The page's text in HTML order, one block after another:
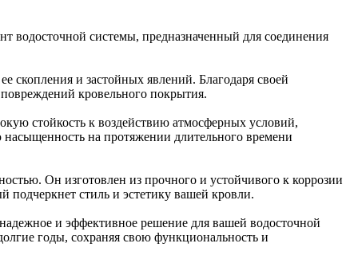
системы, предназначенный для соединения
скопления и застойных явлений. Благодаря своей
кровельного покрытия.
стойкость к воздействию атмосферных условий,
насыщенность на протяжении длительного времени
Он изготовлен из прочного и устойчивого к коррозии
подчеркнет стиль и эстетику вашей кровли.
и эффективное решение для вашей водосточной
годы, сохраняя свою функциональность и